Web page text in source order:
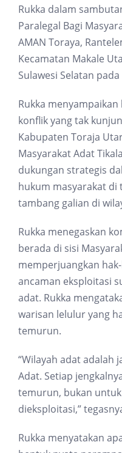
Rukka dalam
Paralegal Bagi
AMAN Toraya,
Kecamatan Makale
Sulawesi Selatan pada
Rukka
konflik yang tak
Kabupaten Toraja
Masyarakat Adat
dukungan strategis
hukum masyarakat di
tambang galian di
Rukka menegaskan
berada di sisi
memperjuangkan
ancaman eksploitasi
adat. Rukka
warisan lelulur yang
temurun.
“Wilayah adat adalah
Adat. Setiap
temurun, bukan
dieksploitasi,”
Rukka menyatakan